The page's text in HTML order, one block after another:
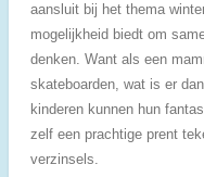
aansluit bij het thema
mogelijkheid biedt om
denken. Want als een
skateboarden, wat is er
kinderen kunnen hun
zelf een prachtige prent
verzinsels.